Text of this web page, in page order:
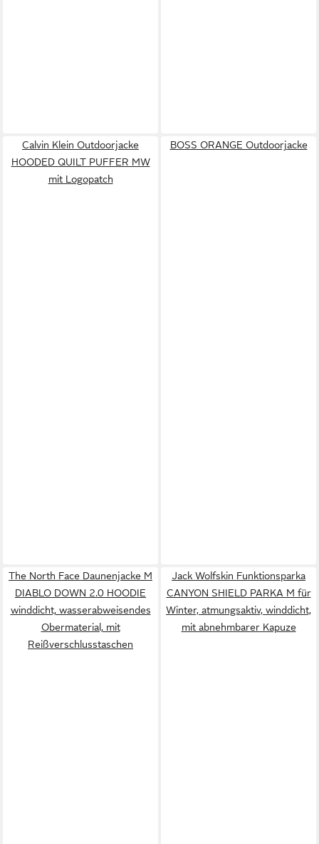
Calvin Klein Outdoorjacke
HOODED QUILT PUFFER MW
mit Logopatch
BOSS ORANGE Outdoorjacke
The North Face Daunenjacke M
DIABLO DOWN 2.0 HOODIE
winddicht, wasserabweisendes
Obermaterial, mit
Reißverschlusstaschen
Jack Wolfskin Funktionsparka
CANYON SHIELD PARKA M für
Winter, atmungsaktiv, winddicht,
mit abnehmbarer Kapuze